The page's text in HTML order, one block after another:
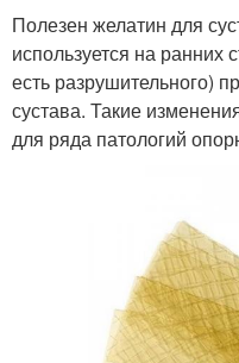
Полезен желатин для
используется на ранних
есть разрушительного)
сустава. Такие
для ряда патологий